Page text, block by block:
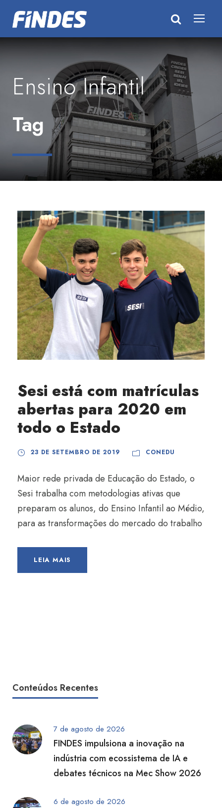
Ensino Infantil
Tag
Sesi está com matrículas
abertas para 2020 em
todo o Estado
23 DE SETEMBRO DE 2019 CONEDU
Maior rede privada de Educação do Estado, o
Sesi trabalha com metodologias ativas que
preparam os alunos, do Ensino Infantil ao Médio,
para as transformações do mercado do trabalho
LEIA MAIS
Conteúdos Recentes
7 de agosto de 2026
FINDES impulsiona a inovação na
indústria com ecossistema de IA e
debates técnicos na Mec Show 2026
6 de agosto de 2026